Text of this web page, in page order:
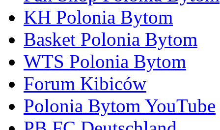
KH Polonia Bytom
Basket Polonia Bytom
WTS Polonia Bytom
Forum Kibiców
Polonia Bytom YouTube